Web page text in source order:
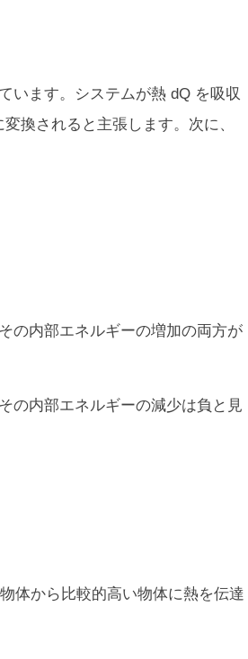
います。システムが熱 dQ を吸収
換されると主張します。次に、
の内部エネルギーの増加の両方が
の内部エネルギーの減少は負と見
体から比較的高い物体に熱を伝達